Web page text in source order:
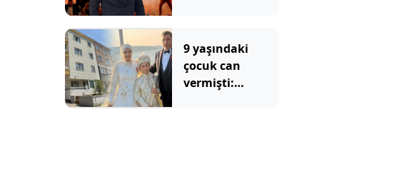
9 yaşındaki
çocuk can
vermişti: